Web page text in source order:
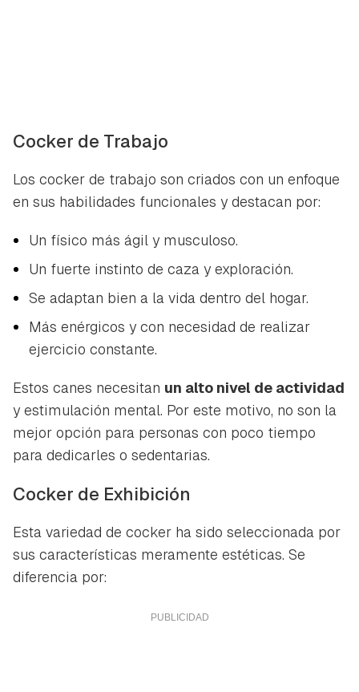
Cocker de Trabajo
Los cocker de trabajo son criados con un enfoque
en sus habilidades funcionales y destacan por:
Un físico más ágil y musculoso.
Un fuerte instinto de caza y exploración.
Se adaptan bien a la vida dentro del hogar.
Más enérgicos y con necesidad de realizar
ejercicio constante.
Estos canes necesitan un alto nivel de actividad
y estimulación mental. Por este motivo, no son la
mejor opción para personas con poco tiempo
para dedicarles o sedentarias.
Cocker de Exhibición
Esta variedad de cocker ha sido seleccionada por
sus características meramente estéticas. Se
diferencia por: